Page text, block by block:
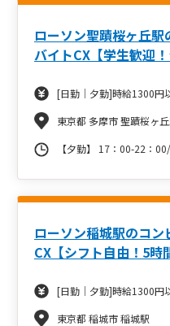
ローソン聖蹟桜ヶ丘
バイトCX【学生歓迎！
[日勤｜夕勤]時給1300円
東京都 多摩市 聖蹟桜ヶ
【夕勤】 17：00-22：
ローソン稲城駅のコ
CX【シフト自由！5時
[日勤｜夕勤]時給1300円
東京都 稲城市 稲城駅